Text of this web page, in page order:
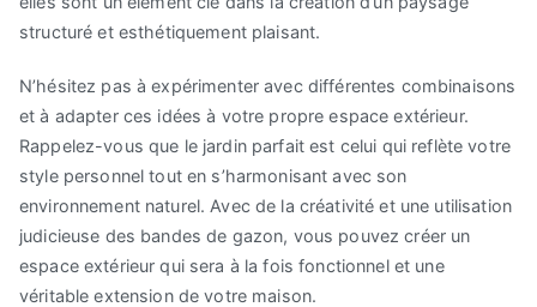
structuré et esthétiquement plaisant.
N’hésitez pas à expérimenter avec différentes combinaisons
et à adapter ces idées à votre propre espace extérieur.
Rappelez-vous que le jardin parfait est celui qui reflète votre
style personnel tout en s’harmonisant avec son
environnement naturel. Avec de la créativité et une utilisation
judicieuse des bandes de gazon, vous pouvez créer un
espace extérieur qui sera à la fois fonctionnel et une
véritable extension de votre maison.